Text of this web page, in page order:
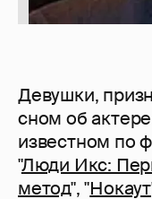
Девушки,
сном об актере
известном по
"Люди Икс:
метод", "Нокаут